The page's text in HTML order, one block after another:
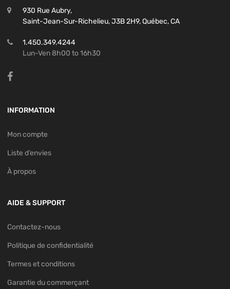
930 Rue Aubry,
Saint-Jean-Sur-Richelieu, J3B 2H9, Québec, CA
1.450.349.4244
Lun-Ven 8h00 to 16h30
INFORMATION
Mon compte
Liste d’envies
À propos
AIDE & SUPPORT
Contactez-nous
Politique de confidentialité
Termes et conditions
Garantie du commerçant